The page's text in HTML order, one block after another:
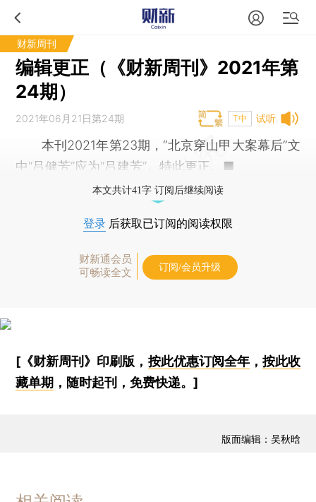
财新周刊
编辑更正（《财新周刊》2021年第
24期）
试听
2021年06月21日第24期 T中
本刊2021年第23期，“北京穿山甲大案幕后”文
中“吕健芳”应为“吕建芳”。特此更正。■
本文共计41字 订阅后继续阅读
登录 后获取已订阅的阅读权限
财新通会员
可畅读全文
订阅/会员升级
[《财新周刊》印刷版， 按此优惠订阅全年， 按此收
藏单期 ，随时起刊，免费快递。]
版面编辑：吴秋晗